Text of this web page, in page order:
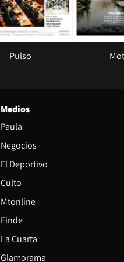
Pulso
Medios
Paula
Negocios
El Deportivo
Culto
Mtonline
Finde
La Cuarta
Glamorama